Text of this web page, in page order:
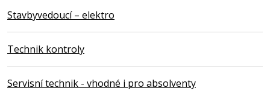
Stavbyvedoucí – elektro
Technik kontroly
Servisní technik - vhodné i pro absolventy